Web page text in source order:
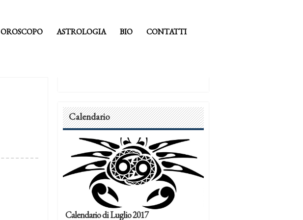
OROSCOPO ASTROLOGIA BIO CONTATTI
Calendario
Calendario di Luglio 2017